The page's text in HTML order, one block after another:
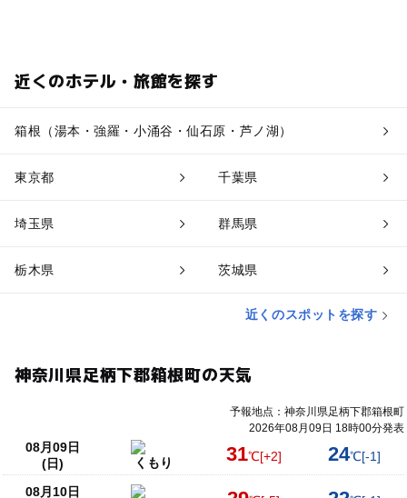
近くのホテル・旅館を探す
箱根（湯本・強羅・小涌谷・仙石原・芦ノ湖）
東京都 千葉県
埼玉県 群馬県
栃木県 茨城県
近くのスポットを探す
神奈川県足柄下郡箱根町の天気
予報地点：神奈川県足柄下郡箱根町
2026年08月09日 18時00分発表
08月09日
(日)
くもり 31℃[+2] 24℃[-1]
08月10日